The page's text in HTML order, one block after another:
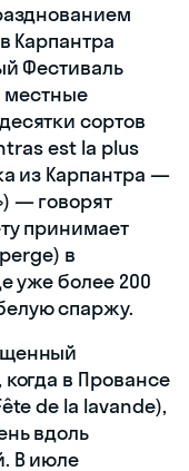
Карпантра
Фестиваль
местные
сортов
est la plus
из Карпантра —
— говорят
принимает
в
уже более 200
спаржу.
в Провансе
de la lavande),
вдоль
В июле